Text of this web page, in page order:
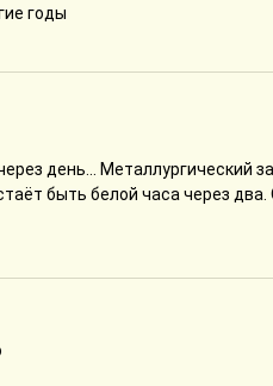
годы
день... Металлургический
быть белой часа через